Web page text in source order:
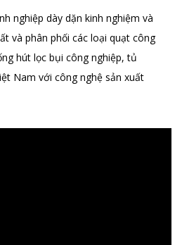
nghiệp dày dặn kinh nghiệm và
và phân phối các loại quạt công
hút lọc bụi công nghiệp,tủ
Nam với công nghệ sản xuất